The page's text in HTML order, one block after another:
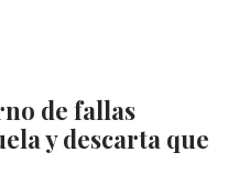
de fallas
y descarta que